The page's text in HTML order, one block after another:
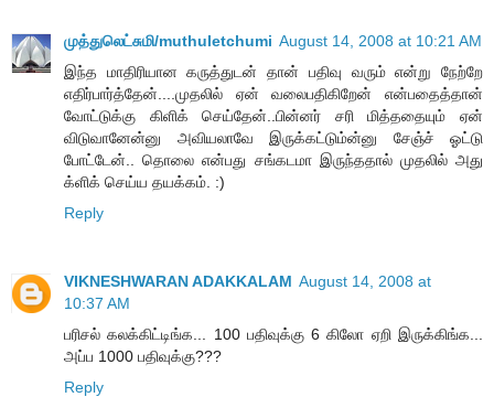
முத்துலெட்சுமி/muthuletchumi August 14, 2008 at 10:21 AM
இந்த மாதிரியான கருத்துடன் தான் பதிவு வரும் என்று நேற்றே
எதிர்பார்த்தேன்....முதலில் ஏன் வலைபதிகிறேன் என்பதைத்தான்
வோட்டுக்கு கிளிக் செய்தேன்..பின்னர் சரி மித்ததையும் ஏன்
விடுவானேன்னு அவியலாவே இருக்கட்டும்ன்னு சேஞ்ச் ஓட்டு
போட்டேன்.. தொலை என்பது சங்கடமா இருந்ததால் முதலில் அது
க்ளிக் செய்ய தயக்கம். :)
Reply
VIKNESHWARAN ADAKKALAM August 14, 2008 at
10:37 AM
பரிசல் கலக்கிட்டிங்க... 100 பதிவுக்கு 6 கிலோ ஏறி இருக்கிங்க...
அப்ப 1000 பதிவுக்கு???
Reply